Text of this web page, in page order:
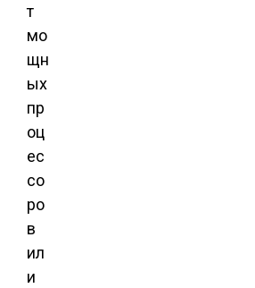
т
мо
щн
ых
пр
оц
ес
со
ро
в
ил
и